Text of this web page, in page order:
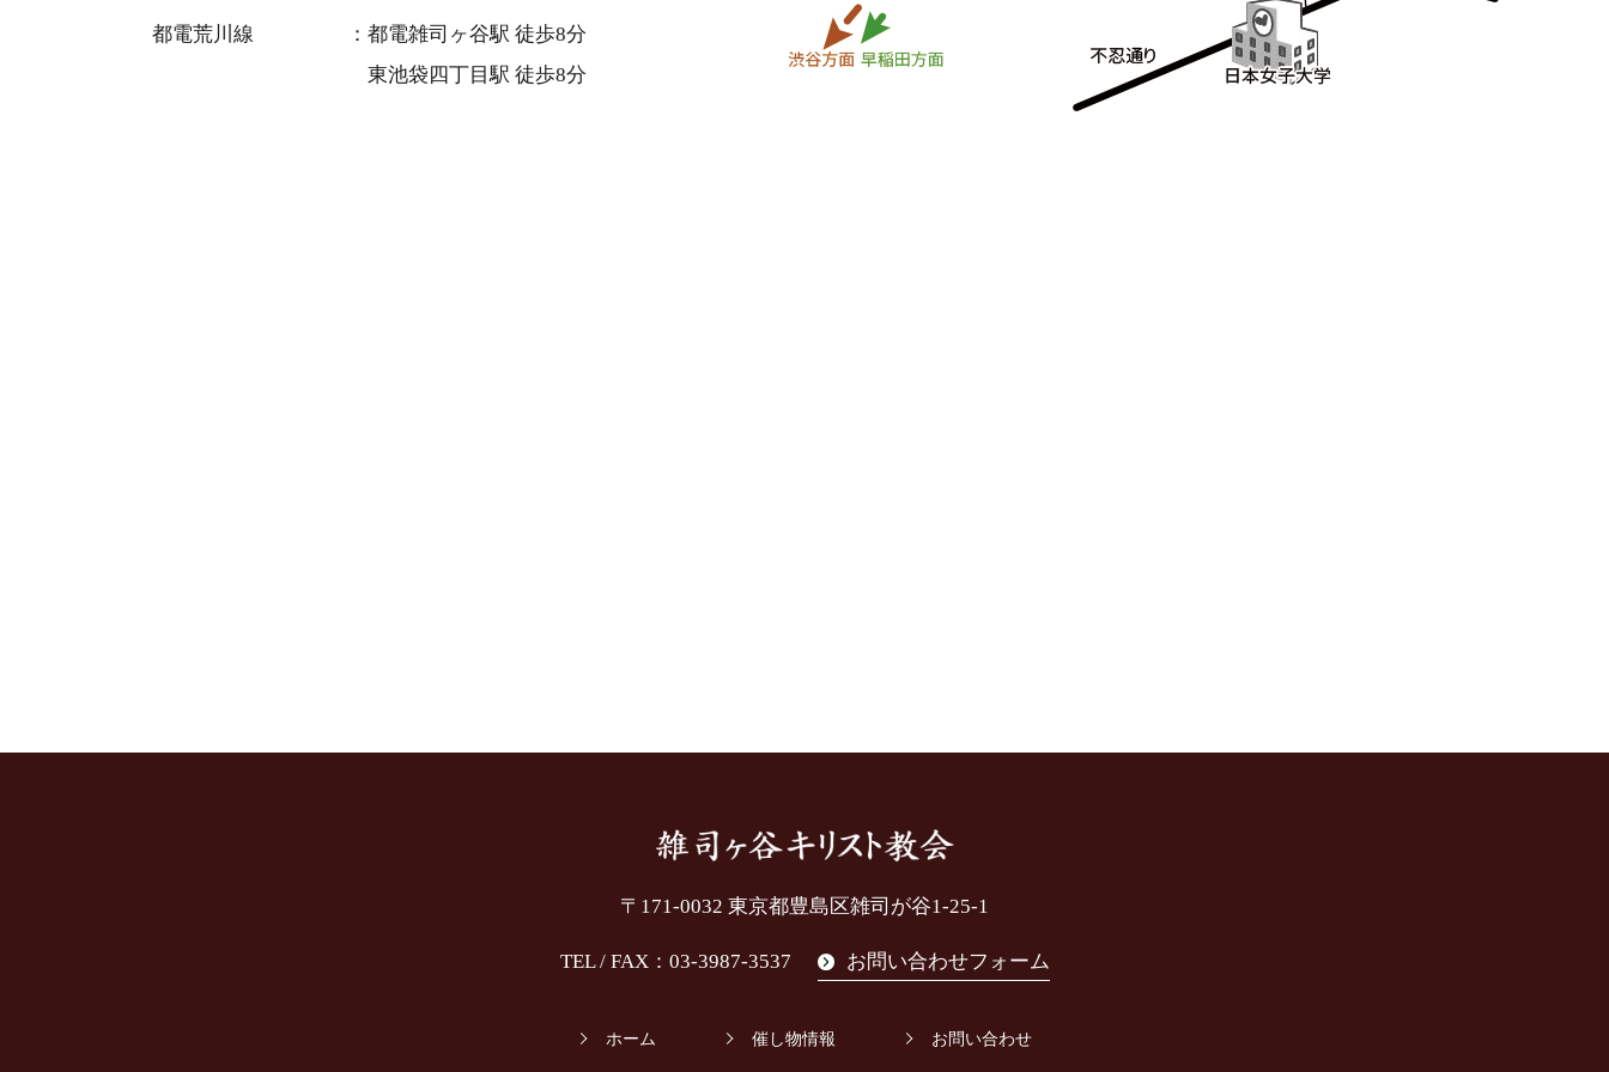
都電荒川線
都電雑司ヶ谷駅 徒歩8分
東池袋四丁目駅 徒歩8分
〒171-0032 東京都豊島区雑司が谷1-25-1
TEL / FAX：03-3987-3537 お問い合わせフォーム
ホーム 催し物情報 お問い合わせ